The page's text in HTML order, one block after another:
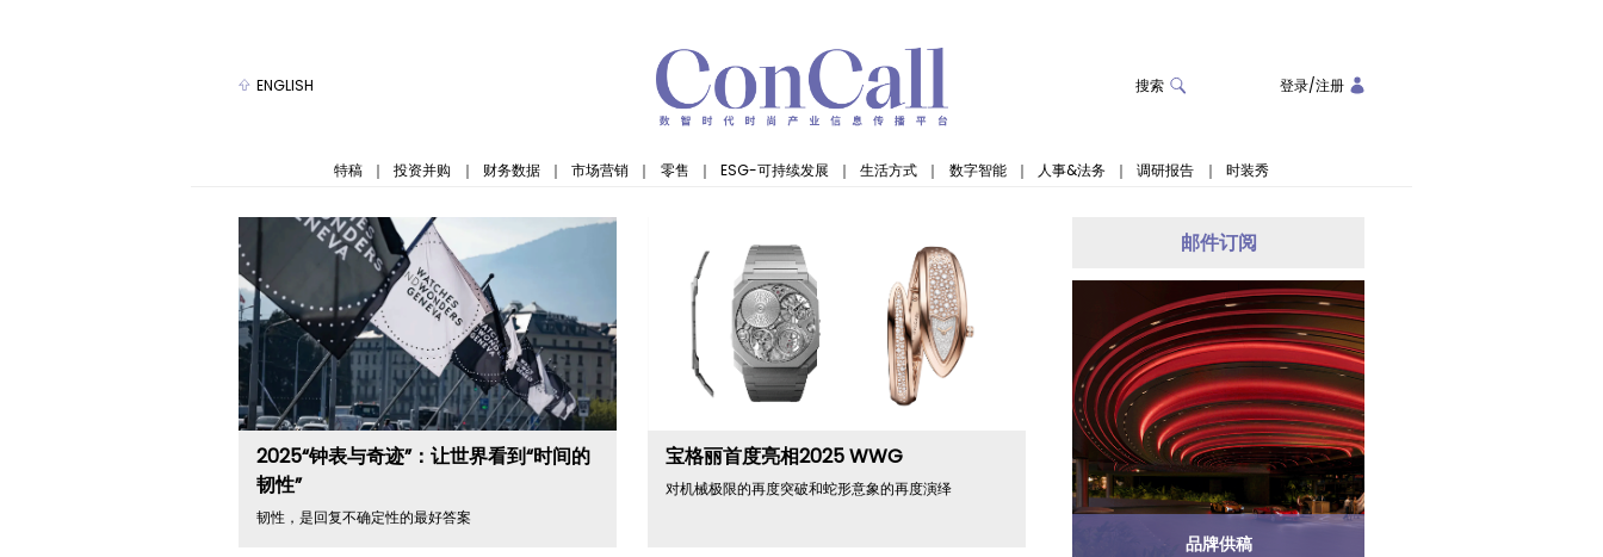
ENGLISH 搜索 登录/注册
特稿 ｜ 投资并购 ｜ 财务数据 ｜ 市场营销 ｜ 零售 ｜ ESG-可持续发展 ｜ 生活方式 ｜ 数字智能 ｜ 人事&法务 ｜ 调研报告 ｜ 时装秀
2025“钟表与奇迹”：让世界看到“时间的
韧性”
韧性，是回复不确定性的最好答案
宝格丽首度亮相2025 WWG
对机械极限的再度突破和蛇形意象的再度演绎
邮件订阅
品牌供稿